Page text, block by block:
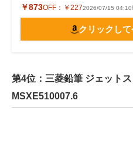
￥873OFF： ￥2272026/07/15 04:10
クリックし
第4位：三菱鉛筆 ジェット
MSXE510007.6